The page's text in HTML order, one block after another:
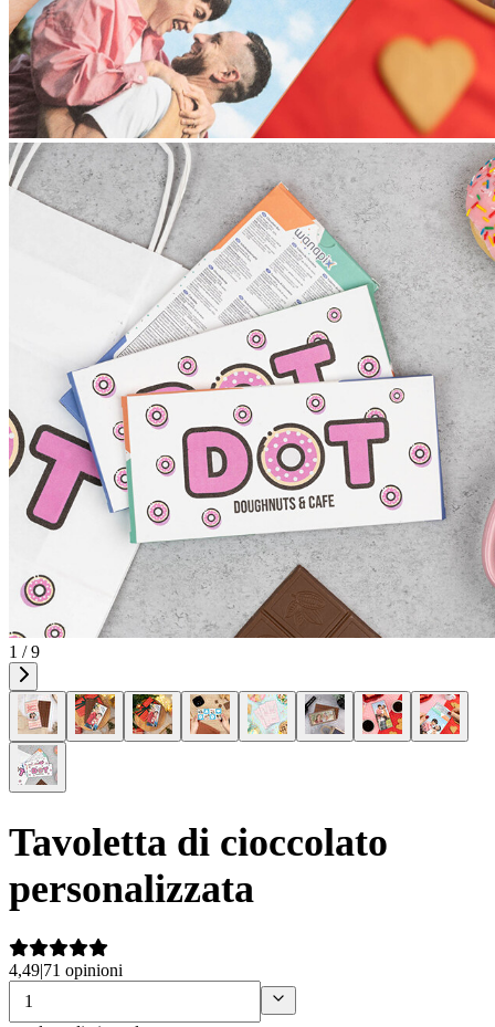
1 / 9
Tavoletta di cioccolato
personalizzata
4,49|71 opinioni